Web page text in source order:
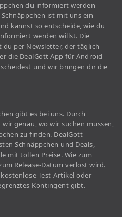
du informiert werden
ist mit uns ein
kannst so entscheide, wie du
werden willst. Die
du per Newsletter, der täglich
die DealGott App für Android
und wir bringen dir die
gibt es bei uns. Durch
genau, wo wir suchen müssen,
zu finden. DealGott
Schnäppchen und Deals,
mit tollen Preise. Wie zum
Release-Datum verlost wird.
Test-Artikel oder
Kontingent gibt.